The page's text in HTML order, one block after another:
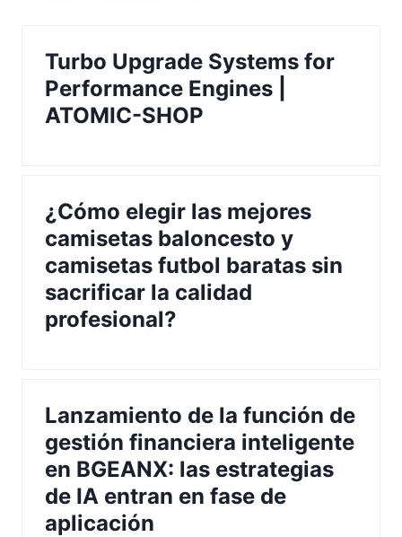
Turbo Upgrade Systems for
Performance Engines |
ATOMIC-SHOP
¿Cómo elegir las mejores
camisetas baloncesto y
camisetas futbol baratas sin
sacrificar la calidad
profesional?
Lanzamiento de la función de
gestión financiera inteligente
en BGEANX: las estrategias
de IA entran en fase de
aplicación